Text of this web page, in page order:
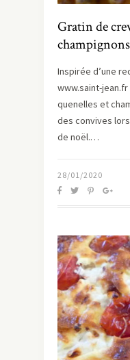
Gratin de
champignons
Inspirée d’une
www.saint-
quenelles et
des convives
de noël.…
28/01/2020